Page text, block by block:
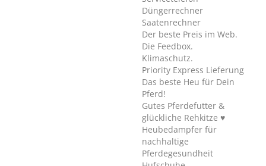
Düngerrechner
Saatenrechner
Der beste Preis im Web.
Die Feedbox.
Klimaschutz.
Priority Express Lieferung
Das beste Heu für Dein
Pferd!
Gutes Pferdefutter &
glückliche Rehkitze ♥
Heubedampfer für
nachhaltige
Pferdegesundheit